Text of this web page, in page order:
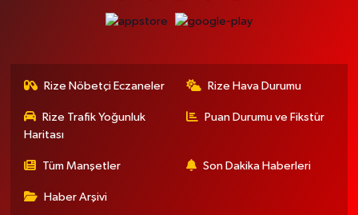
Rize Nöbetçi Eczaneler Rize Hava Durumu
Rize Trafik Yoğunluk
Haritası
Puan Durumu ve Fikstür
Tüm Manşetler Son Dakika Haberleri
Haber Arşivi